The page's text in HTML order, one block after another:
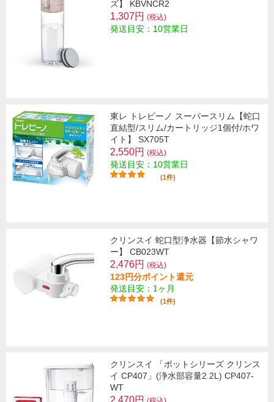
ズ】 KBVNCR2
1,307円 (税込)
発送目安：10営業日
東レ トレビーノ スーパースリム【蛇口
直結型/スリム/カートリッジ1個付/ホワ
イト】 SX705T
2,550円 (税込)
発送目安：10営業日
(1件)
クリンスイ 蛇口型浄水器【節水シャワ
ー】 CB023WT
2,476円 (税込)
123円分ポイント還元
発送目安：1ヶ月
(1件)
クリンスイ 「ポットシリーズ クリンス
イ CP407」(浄水部容量2.2L) CP407-
WT